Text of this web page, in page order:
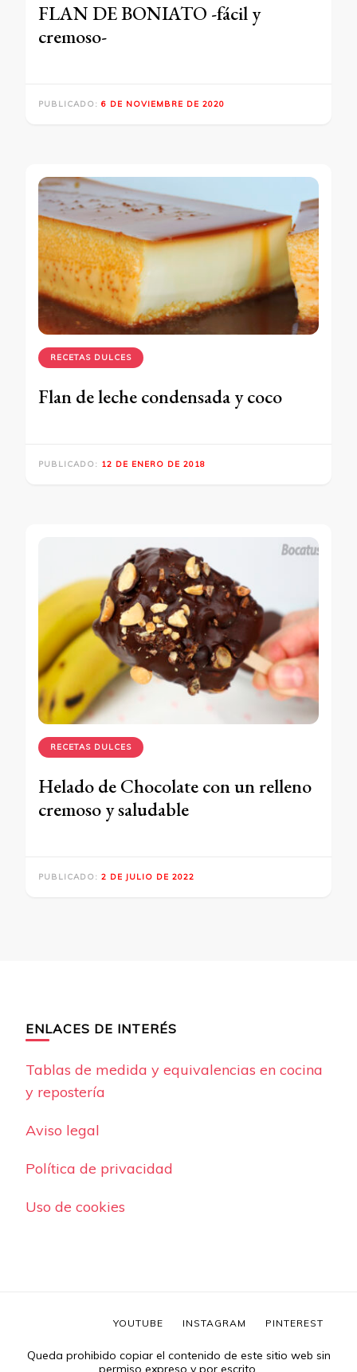
FLAN DE BONIATO -fácil y
cremoso-
PUBLICADO: 6 DE NOVIEMBRE DE 2020
RECETAS DULCES
Flan de leche condensada y coco
PUBLICADO: 12 DE ENERO DE 2018
RECETAS DULCES
Helado de Chocolate con un relleno
cremoso y saludable
PUBLICADO: 2 DE JULIO DE 2022
ENLACES DE INTERÉS
Tablas de medida y equivalencias en cocina
y repostería
Aviso legal
Política de privacidad
Uso de cookies
Queda prohibido copiar el contenido de este sitio web sin
permiso expreso y por escrito.
YOUTUBE INSTAGRAM PINTEREST